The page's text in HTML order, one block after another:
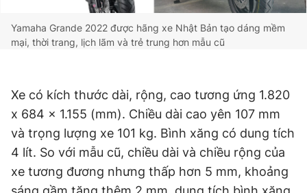
Yamaha Grande 2022 được hãng xe Nhật Bản tạo dáng mềm
mại, thời trang, lịch lãm và trẻ trung hơn mẫu cũ
Xe có kích thước dài, rộng, cao tương ứng 1.820
x 684 x 1.155 (mm). Chiều dài cao yên 107 mm
và trọng lượng xe 101 kg. Bình xăng có dung tích
4 lít. So với mẫu cũ, chiều dài và chiều rộng của
xe tương đương nhưng thấp hơn 5 mm, khoảng